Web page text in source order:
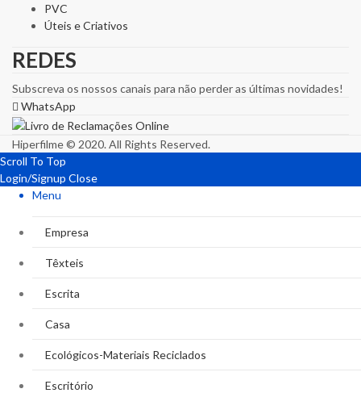
PVC
Úteis e Criativos
REDES
Subscreva os nossos canais para não perder as últimas novidades!
WhatsApp
Hiperfilme © 2020. All Rights Reserved.
Scroll To Top
Login/Signup Close
Menu
Empresa
Têxteis
Escrita
Casa
Ecológicos-Materiais Reciclados
Escritório